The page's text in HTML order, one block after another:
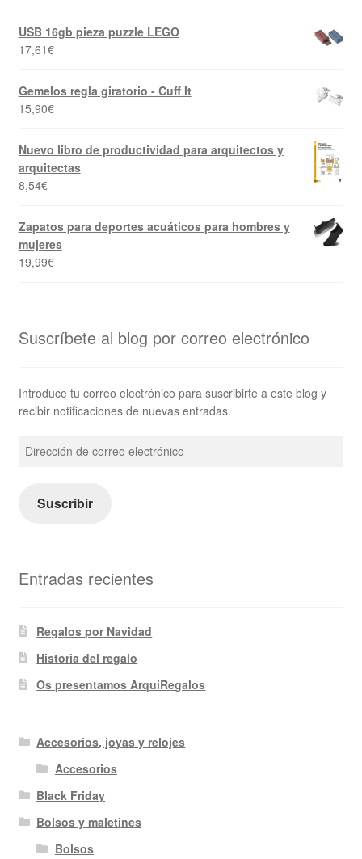
USB 16gb pieza puzzle LEGO
17,61€
Gemelos regla giratorio - Cuff It
15,90€
Nuevo libro de productividad para arquitectos y
arquitectas
8,54€
Zapatos para deportes acuáticos para hombres y
mujeres
19,99€
Suscríbete al blog por correo electrónico
Introduce tu correo electrónico para suscribirte a este blog y
recibir notificaciones de nuevas entradas.
Dirección
de
electrónico
Suscribir
Entradas recientes
Regalos por Navidad
Historia del regalo
Os presentamos ArquiRegalos
Accesorios, joyas y relojes
Accesorios
Black Friday
Bolsos y maletines
Bolsos